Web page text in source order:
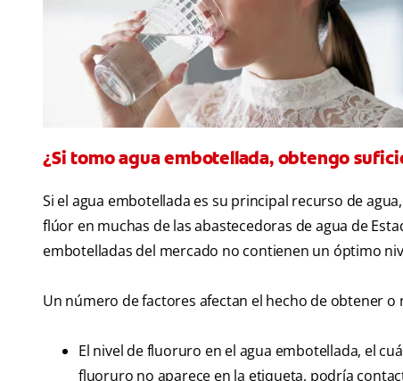
¿Si tomo agua embotellada, obtengo
Si el agua embotellada es su principal recurso de
flúor en muchas de las abastecedoras de agua de
embotelladas del mercado no contienen un óptimo
Un número de factores afectan el hecho de obtener
El nivel de fluoruro en el agua embotellada, el
fluoruro no aparece en la etiqueta, podría